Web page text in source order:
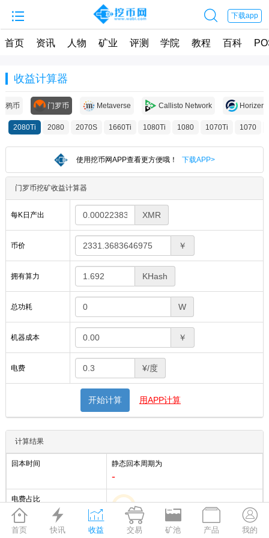
  下载app
首页 资讯 人物 矿业 评测 学院 教程 百科
收益计算器
鸦币 门罗币 Metaverse Callisto Network Horizen
2080Ti 2080 2070S 1660Ti 1080Ti 1080 1070Ti 1070
使用挖币网APP查看更方便哦！ 下载APP>
门罗币挖矿收益计算器
每K日产出 XMR
币价 ￥
拥有算力 KHash
总功耗 W
机器成本 ￥
电费 ¥/度
开始计算 用APP计算
计算结果
回本时间 静态回本周期为
-
电费占比
关机币价 元 / XMR

首页

快讯

收益

交易

矿池

产品

我的